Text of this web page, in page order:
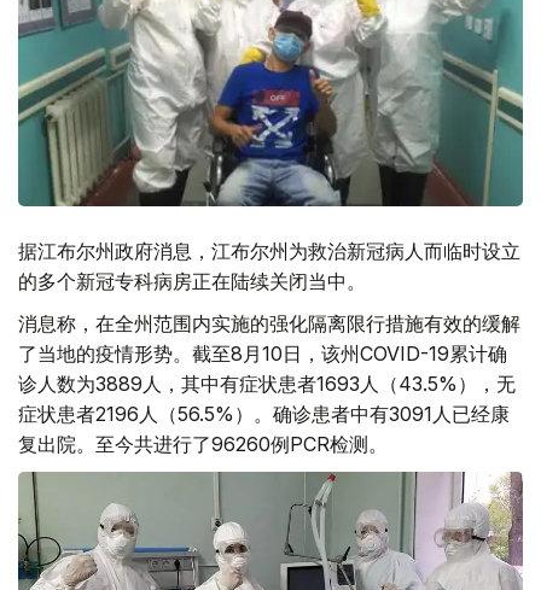
据江布尔州政府消息，江布尔州为救治新冠病人而临时设立
的多个新冠专科病房正在陆续关闭当中。
消息称，在全州范围内实施的强化隔离限行措施有效的缓解
了当地的疫情形势。截至8月10日，该州COVID-19累计确
诊人数为3889人，其中有症状患者1693人（43.5%），无
症状患者2196人（56.5%）。确诊患者中有3091人已经康
复出院。至今共进行了96260例PCR检测。